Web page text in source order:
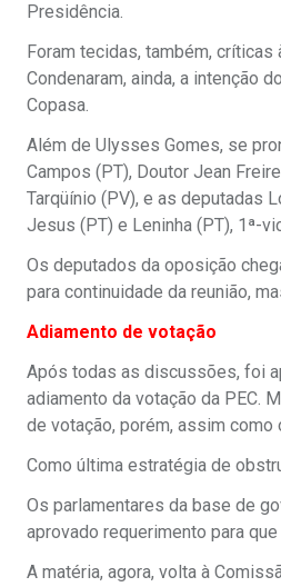
Presidência.
Foram tecidas, também,
Condenaram, ainda, a intenção
Copasa.
Além de Ulysses Gomes, se
Campos (PT), Doutor Jean
Tarqüínio (PV), e as deputadas
Jesus (PT) e Leninha (PT), 1ª-
Os deputados da oposição
para continuidade da reunião,
Adiamento de votação
Após todas as discussões, foi
adiamento da votação da PEC.
de votação, porém, assim
Como última estratégia de
Os parlamentares da base de
aprovado requerimento para
A matéria, agora, volta à